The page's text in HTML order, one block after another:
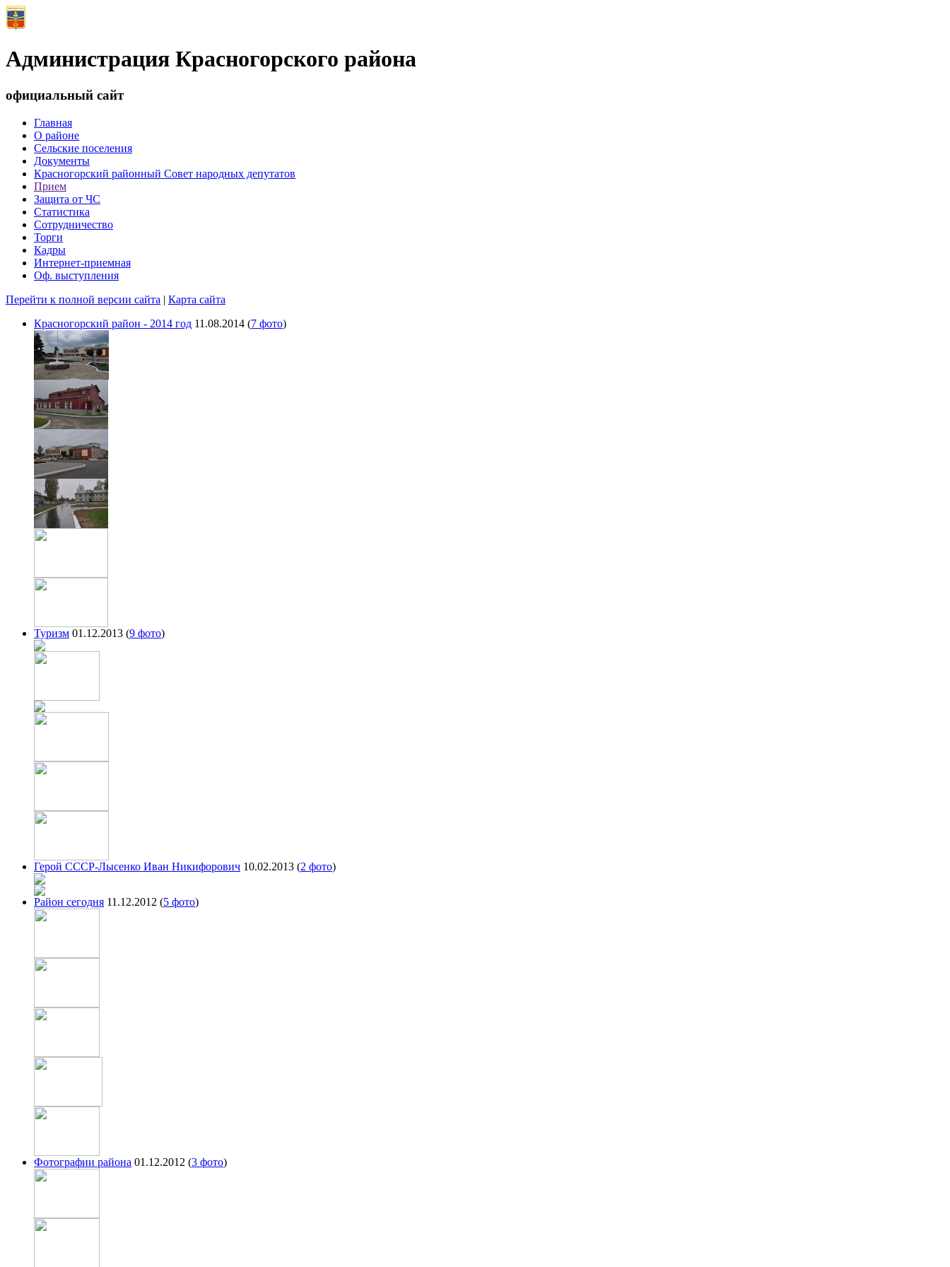
Администрация Красногорского района
официальный сайт
Главная
О районе
Сельские поселения
Документы
Красногорский районный Совет народных депутатов
Прием
Защита от ЧС
Статистика
Сотрудничество
Торги
Кадры
Интернет-приемная
Оф. выступления
Перейти к полной версии сайта | Карта сайта
Красногорский район - 2014 год 11.08.2014 (7 фото)
Туризм 01.12.2013 (9 фото)
Герой СССР-Лысенко Иван Никифорович 10.02.2013 (2 фото)
Район сегодня 11.12.2012 (5 фото)
Фотографии района 01.12.2012 (3 фото)